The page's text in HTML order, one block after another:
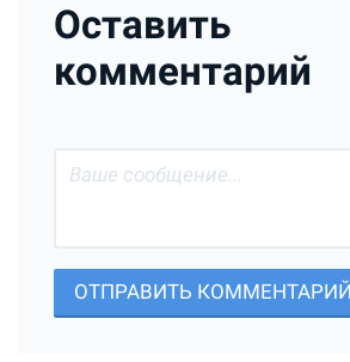
Оставить
комментарий
ОТПРАВИТЬ КОММЕНТАРИЙ